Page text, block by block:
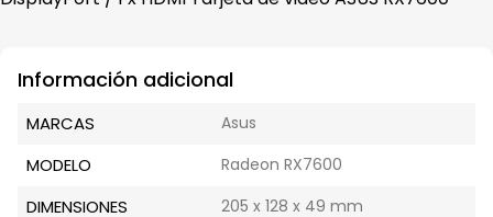
Información adicional
MARCAS Asus
MODELO Radeon RX7600
DIMENSIONES 205 x 128 x 49 mm